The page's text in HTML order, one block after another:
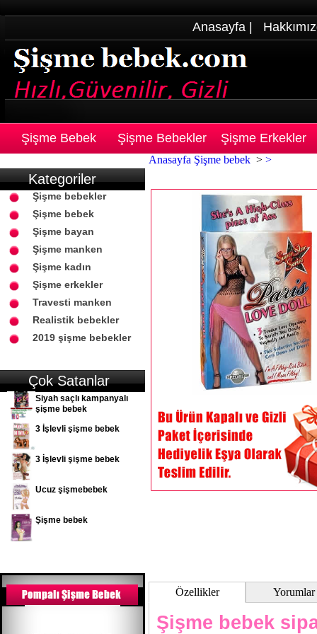
Anasayfa
Şişme Bebek Şişme Bebekler Şişme Erkekler
Kategoriler
Şişme bebekler
Şişme bebek
Şişme bayan
Şişme manken
Şişme kadın
Şişme erkekler
Travesti manken
Realistik bebekler
2019 şişme bebekler
Çok Satanlar
Siyah saçlı kampanyalı
şişme bebek
3 İşlevli şişme bebek
3 İşlevli şişme bebek
Ucuz şişmebebek
Şişme bebek
Anasayfa Şişme bebek > >
Özellikler Yorumlar
Şişme bebek